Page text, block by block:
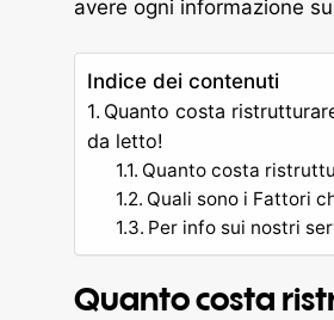
avere ogni informazione
Indice dei contenuti
Quanto costa
da letto!
Quanto costa
Quali sono i Fattori
Per info sui nostri
Quanto costa